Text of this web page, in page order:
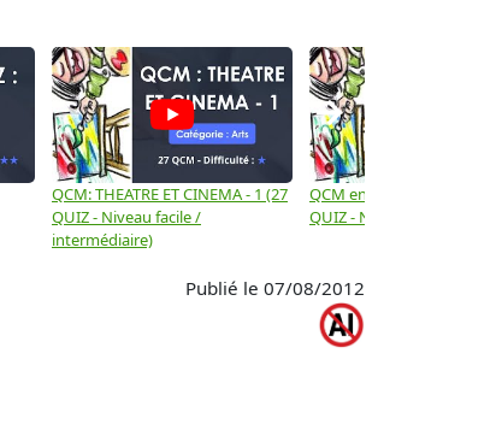
QCM: THEATRE ET CINEMA - 1 (27
QUIZ - Niveau facile /
intermédiaire)
QCM en Histoire des arts -
QUIZ - Niveau
→
Publié le 07/08/2012